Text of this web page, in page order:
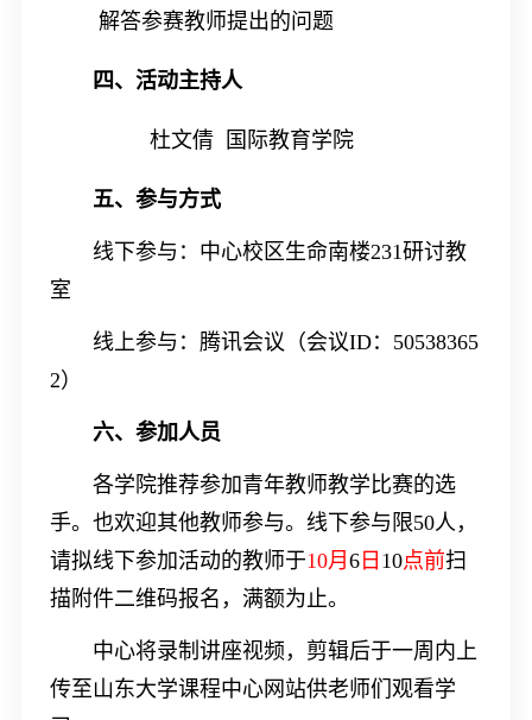
解答参赛教师提出的问题
四、活动主持人
杜文倩 国际教育学院
五、参与方式
线下参与：中心校区生命南楼231研讨教
室
线上参与：腾讯会议（会议ID： 50538365
2）
六、参加人员
各学院推荐参加青年教师教学比赛的选
手。也欢迎其他教师参与。线下参与限50人，
请拟线下参加活动的教师于10月 6日 10点前扫
描附件二维码报名，满额为止。
中心将录制讲座视频，剪辑后于一周内上
传至山东大学课程中心网站供老师们观看学